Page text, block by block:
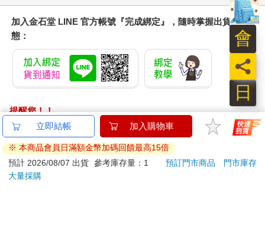
加入金石堂 LINE 官方帳號『完成綁定』，隨時掌握出貨動
態：
提醒您！！
金石堂及銀行均不會請您操作ATM! 如接獲電話要求您前往
ATM提款機，請不要聽從指示，以免受騙上當！
退換貨須知：
**提醒您，鑑賞期不等於試用期，退回商品須為全新狀態**
立即結帳 加入購物車
※ 本商品會員日滿額金幣加碼回饋最高15倍
預計 2026/08/07 出貨 參考庫存量：1 預訂門市商品
門市庫存
大量採購
日
員
會